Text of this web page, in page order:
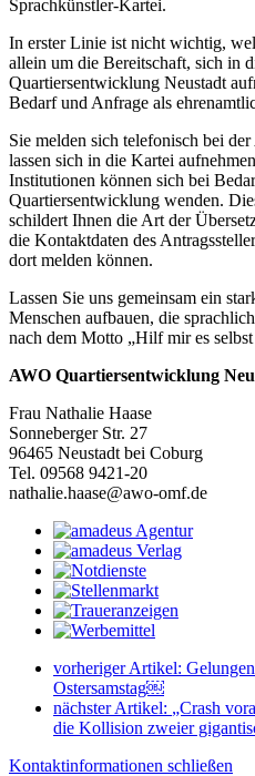
Sprachkünstler-Kartei.
In erster Linie ist nicht wichtig,
allein um die Bereitschaft, sich in
Quartiersentwicklung Neustadt
Bedarf und Anfrage als
Sie melden sich telefonisch bei
lassen sich in die Kartei
Institutionen können sich bei
Quartiersentwicklung wenden.
schildert Ihnen die Art der
die Kontaktdaten des
dort melden können.
Lassen Sie uns gemeinsam ein
Menschen aufbauen, die
nach dem Motto „Hilf mir es
AWO Quartiersentwicklung
Frau Nathalie Haase
Sonneberger Str. 27
96465 Neustadt bei Coburg
Tel. 09568 9421-20
nathalie.haase@awo-omf.de
vorheriger Artikel:
Ostersamstag￼
nächster Artikel: „Crash
die Kollision zweier
Kontaktinformationen schließen